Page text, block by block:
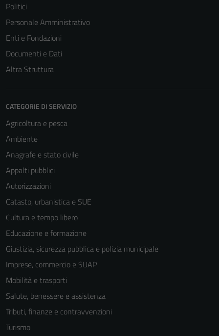
Politici
Personale Amministrativo
Enti e Fondazioni
Documenti e Dati
Altra Struttura
CATEGORIE DI SERVIZIO
Agricoltura e pesca
Ambiente
Anagrafe e stato civile
Appalti pubblici
Autorizzazioni
Catasto, urbanistica e SUE
Cultura e tempo libero
Educazione e formazione
Giustizia, sicurezza pubblica e polizia municipale
Imprese, commercio e SUAP
Mobilità e trasporti
Salute, benessere e assistenza
Tributi, finanze e contravvenzioni
Turismo